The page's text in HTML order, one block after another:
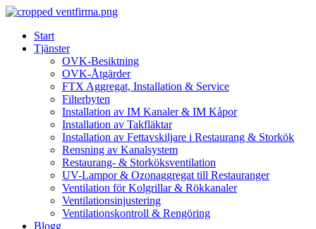
Skip
contentStart
Tjänster
OVK-Besiktning
OVK-Åtgärder
FTX Aggregat, Installation & Service
Filterbyten
Installation av IM Kanaler & IM Kåpor
Installation av Takfläktar
Installation av Fettavskiljare i Restaurang & Storkök
Rensning av Kanalsystem
Restaurang- & Storköksventilation
UV-Lampor & Ozonaggregat till Restauranger
Ventilation för Kolgrillar & Rökkanaler
Ventilationsinjustering
Ventilationskontroll & Rengöring
Blogg